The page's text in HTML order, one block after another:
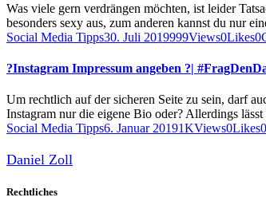
Was viele gern verdrängen möchten, ist leider
besonders sexy aus, zum anderen kannst du nur
Social Media Tipps30. Juli 2019999Views0Likes0
?Instagram Impressum angeben ?|
Um rechtlich auf der sicheren Seite zu sein, darf
Instagram nur die eigene Bio oder? Allerdings
Social Media Tipps6. Januar 20191KViews0Likes0
Daniel Zoll
Rechtliches